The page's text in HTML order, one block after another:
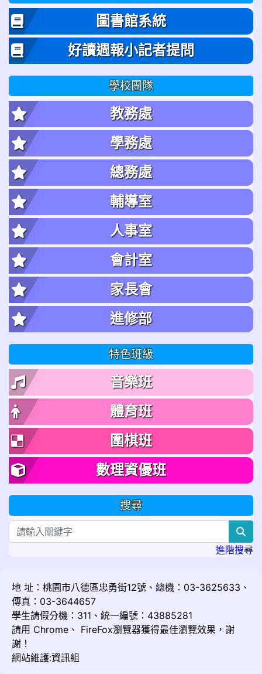
圖書館系統
好讀週報小記者提問
學校團隊
教務處
學務處
總務處
輔導室
人事室
會計室
家長會
進修部
特色班級
音樂班
體育班
圍棋班
數理資優班
搜尋
進階搜尋
地 址：桃園市八德區忠勇街12號、總機：03-3625633、
傳真：03-3644657
學生請假分機：311、統一編號：43885281
請用 Chrome 、 FireFox瀏覽器獲得最佳瀏覽效果，謝
謝！
網站維護:資訊組